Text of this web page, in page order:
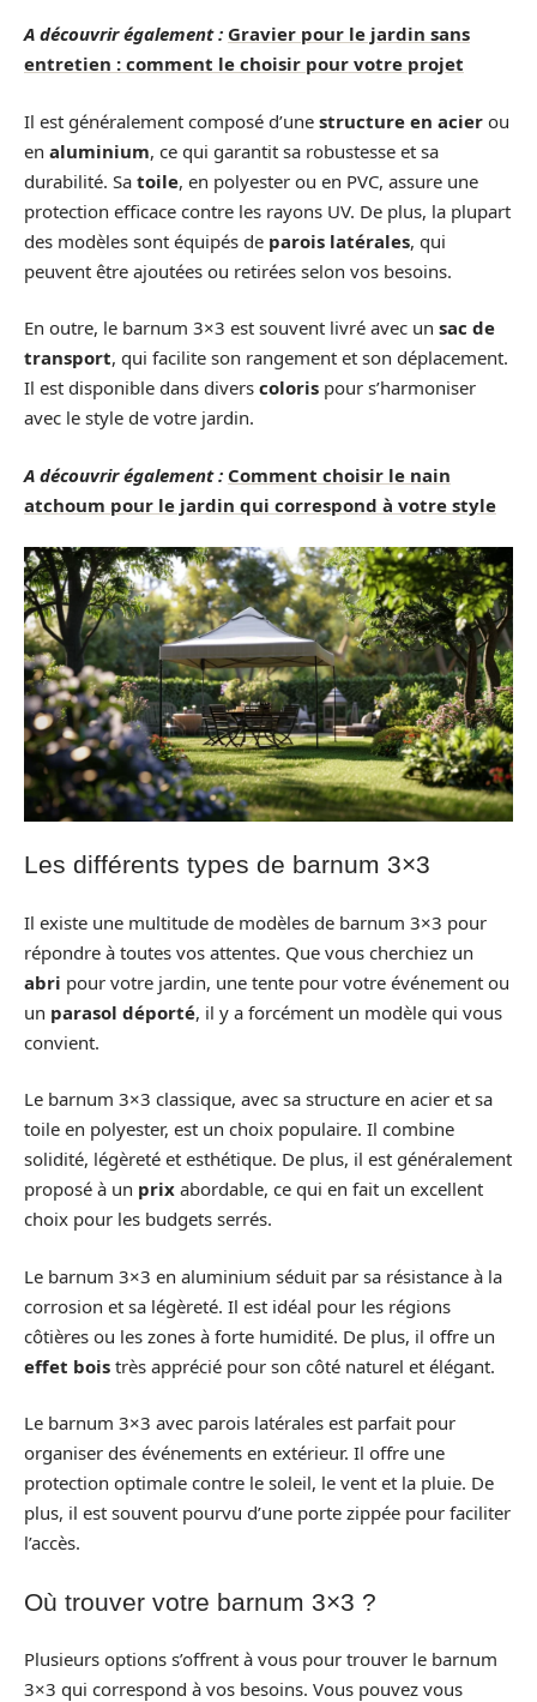
A découvrir également : Gravier pour le jardin sans
entretien : comment le choisir pour votre projet
Il est généralement composé d’une structure en acier ou
en aluminium, ce qui garantit sa robustesse et sa
durabilité. Sa toile, en polyester ou en PVC, assure une
protection efficace contre les rayons UV. De plus, la plupart
des modèles sont équipés de parois latérales, qui
peuvent être ajoutées ou retirées selon vos besoins.
En outre, le barnum 3×3 est souvent livré avec un sac de
transport, qui facilite son rangement et son déplacement.
Il est disponible dans divers coloris pour s’harmoniser
avec le style de votre jardin.
A découvrir également : Comment choisir le nain
atchoum pour le jardin qui correspond à votre style
Les différents types de barnum 3×3
Il existe une multitude de modèles de barnum 3×3 pour
répondre à toutes vos attentes. Que vous cherchiez un
abri pour votre jardin, une tente pour votre événement ou
un parasol déporté, il y a forcément un modèle qui vous
convient.
Le barnum 3×3 classique, avec sa structure en acier et sa
toile en polyester, est un choix populaire. Il combine
solidité, légèreté et esthétique. De plus, il est généralement
proposé à un prix abordable, ce qui en fait un excellent
choix pour les budgets serrés.
Le barnum 3×3 en aluminium séduit par sa résistance à la
corrosion et sa légèreté. Il est idéal pour les régions
côtières ou les zones à forte humidité. De plus, il offre un
effet bois très apprécié pour son côté naturel et élégant.
Le barnum 3×3 avec parois latérales est parfait pour
organiser des événements en extérieur. Il offre une
protection optimale contre le soleil, le vent et la pluie. De
plus, il est souvent pourvu d’une porte zippée pour faciliter
l’accès.
Où trouver votre barnum 3×3 ?
Plusieurs options s’offrent à vous pour trouver le barnum
3×3 qui correspond à vos besoins. Vous pouvez vous